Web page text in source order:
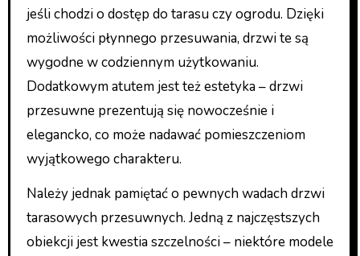
jeśli chodzi o dostęp do tarasu czy ogrodu. Dzięki
możliwości płynnego przesuwania, drzwi te są
wygodne w codziennym użytkowaniu.
Dodatkowym atutem jest też estetyka – drzwi
przesuwne prezentują się nowocześnie i
elegancko, co może nadawać pomieszczeniom
wyjątkowego charakteru.
Należy jednak pamiętać o pewnych wadach drzwi
tarasowych przesuwnych. Jedną z najczęstszych
obiekcji jest kwestia szczelności – niektóre modele